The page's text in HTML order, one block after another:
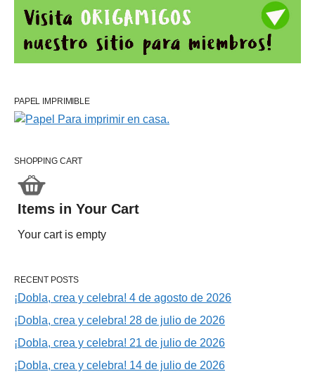
PAPEL IMPRIMIBLE
SHOPPING CART
Items in Your Cart
Your cart is empty
RECENT POSTS
¡Dobla, crea y celebra! 4 de agosto de 2026
¡Dobla, crea y celebra! 28 de julio de 2026
¡Dobla, crea y celebra! 21 de julio de 2026
¡Dobla, crea y celebra! 14 de julio de 2026